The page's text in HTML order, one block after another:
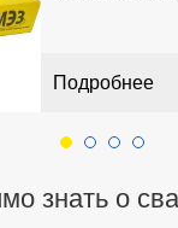
Подробнее
знать о